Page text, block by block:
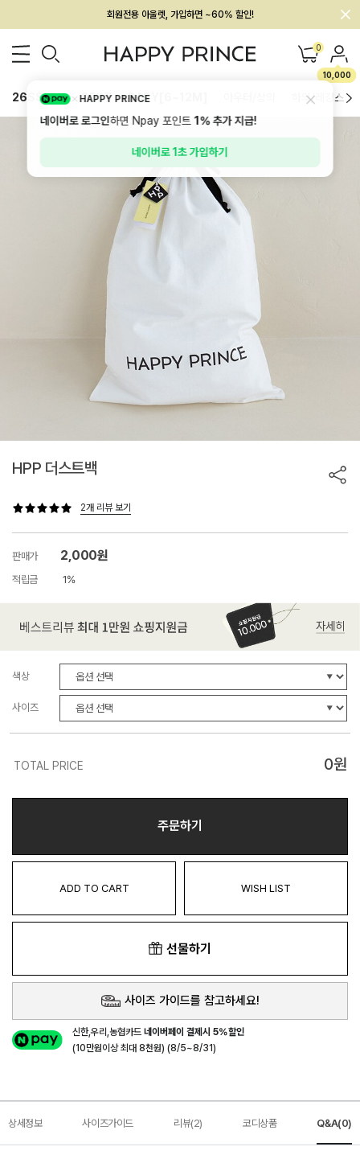
회원전용 아울렛, 가입하면 ~60% 할인!
멤버십 최대 28,000원 혜택 0
10,000
26SS 신상 BEST BABY[6~12M] 하의/레깅스
HPP 더스트백
2개 리뷰 보기
판매가 2,000원
적립금 1%
색상
사이즈
TOTAL PRICE 0원
주문하기
ADD TO CART WISH LIST
선물하기
사이즈 가이드를 참고하세요!
신한,우리,농협카드네이버페이 결제시 5%할인
(10만원이상 최대 8천원) (8/5~8/31)
상세정보 사이즈가이드 리뷰(2) 코디상품 Q&A(0)
HAPPY PRINCE
네이버로 로그인하면 Npay 포인트1%추가 지급!
네이버로 1초 가입하기